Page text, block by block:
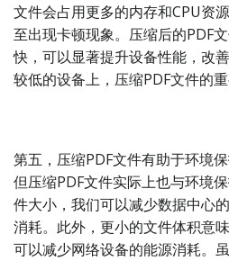
文件会占用更多的内存和CPU资
至出现卡顿现象。压缩后的PDF
快，可以显著提升设备性能，改
较低的设备上，压缩PDF文件的重
第五，压缩PDF文件有助于环境
但压缩PDF文件实际上也与环境
件大小，我们可以减少数据中心
消耗。此外，更小的文件体积意
可以减少网络设备的能源消耗。